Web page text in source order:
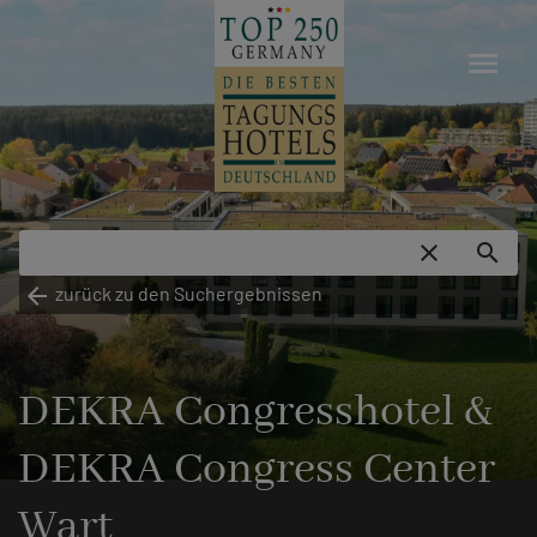
close
search
arrow_back zurück zu den Suchergebnissen
menu
DEKRA Congresshotel &
DEKRA Congress Center